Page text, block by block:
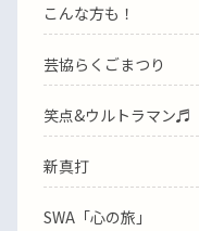
こんな方も！
芸協らくごまつり
笑点&ウルトラマン♬
新真打
SWA「心の旅」